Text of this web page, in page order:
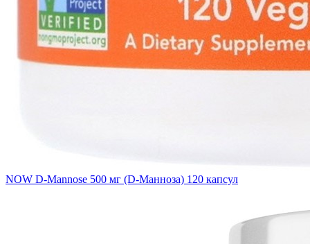
NOW D-Mannose 500 мг (D-Манноза) 120 капсул